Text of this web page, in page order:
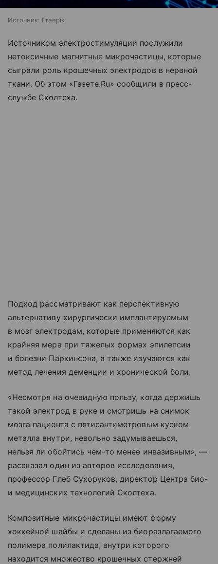
Источник: Freepik
Источником электростимуляции послужили
нетоксичные магнитные микрочастицы, которые
сыграли роль крошечных электродов в нервной
ткани. Об этом «Газете.Ru» сообщили в пресс-
службе Сколтеха.
Подход рассматривают как перспективную
альтернативу хирургически имплантируемым
в мозг электродам, которые применяются как
крайняя мера при тяжелых формах эпилепсии
и болезни Паркинсона, а также изучаются как
метод лечения деменции и хронической боли.
«Несмотря на очевидную пользу, когда держишь
такой электрод в руке и смотришь на снимок
мозга пациента с пятисантиметровым куском
металла внутри, невольно задумываешься,
нельзя ли обойтись чем-то менее инвазивным», —
рассказал один из авторов исследования,
профессор Глеб Сухоруков, директор Центра био-
и медицинских технологий Сколтеха.
Композитные микрочастицы имеют форму
хоккейной шайбы и сделаны из биоразлагаемого
полимера полилактида, внутри которого
находится множество крошечных стержней